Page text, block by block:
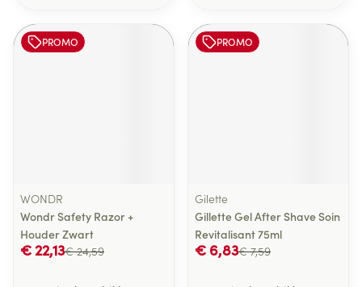
PROMO
WONDR
Wondr Safety Razor +
Houder Zwart
€ 24,59
€ 22,13
PROMO
Gilette
Gillette Gel After Shave Soin
Revitalisant 75ml
€ 7,59
€ 6,83